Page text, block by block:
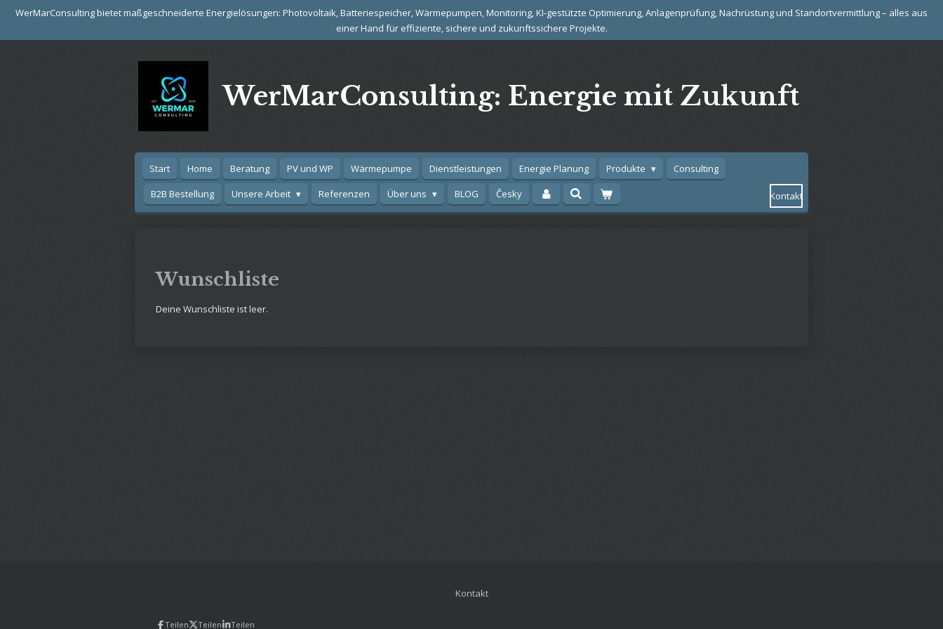
Zum
WerMarConsulting bietet maßgeschneiderte Energielösungen: Photovoltaik, Batteriespeicher, Wärmepumpen, Monitoring, KI-gestützte Optimierung, Anlagenprüfung, Nachrüstung und Standortvermittlung – alles aus
einer Hand für effiziente, sichere und zukunftssichere Projekte.
WerMarConsulting: Energie mit Zukunft
Start Home Beratung PV und WP Wärmepumpe Dienstleistungen Energie Planung Produkte
Consulting
B2B Bestellung
Unsere Arbeit Referenzen Über uns BLOG Česky Kontakt
Wunschliste
Deine Wunschliste ist leer.
Kontakt
Teilen Teilen Teilen